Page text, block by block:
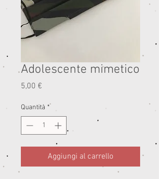
Adolescente mimetico
5,00 €
Quantità *
Aggiungi al carrello